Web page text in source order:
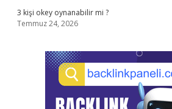
3 kişi okey oynanabilir mi ?
Temmuz 24, 2026